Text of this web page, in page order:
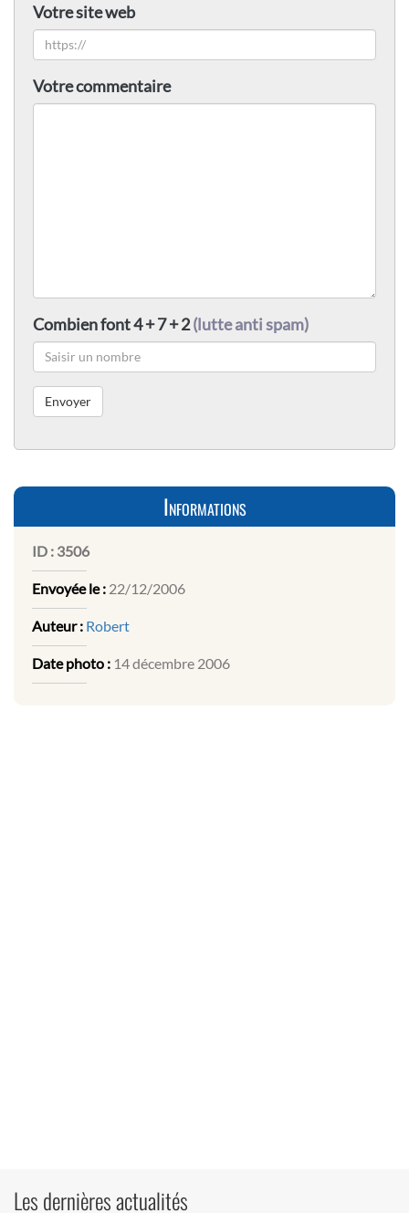
Votre site web
Votre commentaire
Combien font 4 + 7 + 2(lutte anti spam)
Informations
ID : 3506
Envoyée le : 22/12/2006
Auteur : Robert
Date photo : 14 décembre 2006
Les dernières actualités